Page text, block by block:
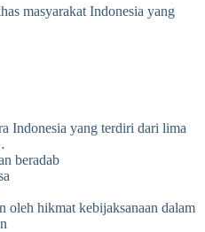
masyarakat Indonesia yang
Indonesia yang terdiri dari lima
beradab
oleh hikmat kebijaksanaan dalam